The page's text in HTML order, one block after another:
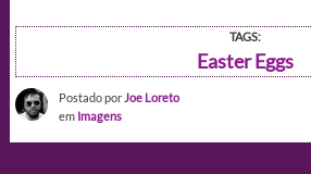
TAGS:
Easter Eggs
Postado por Joe Loreto
em Imagens